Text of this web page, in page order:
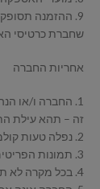
9. ההזמנה
שחברת כרטיסי
אחריות החברה
1. החברה ו/או
זה – תהא עילת
2. נפלה טעות קולמוס בתיאור הפריט, לא יחייב הדבר את החברה ו/או את הנהלת האתר.
3. תמונות הפריטים באתר נועדו להמחשה בלבד וייתכנו הבדלים בין התמונות המוצגות באתר, חלקן או כולן, לבין הפריטים הנמכרים בפועל.
4. בכל מקרה לא תישא החברה באחריות כלשהי העולה על ערך המוצר הנרכש וכן בכל נזק שאינו ישיר ו/או נזק תוצאתי.